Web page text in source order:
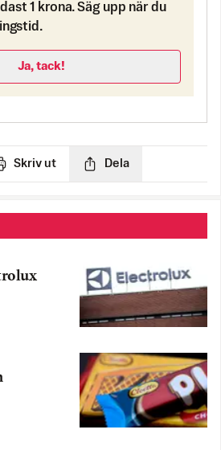
1 krona. Säg upp när du
Ja, tack!
Skriv ut Dela